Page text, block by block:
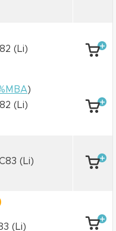
(Li)
)
(Li)
(Li)
(Li)